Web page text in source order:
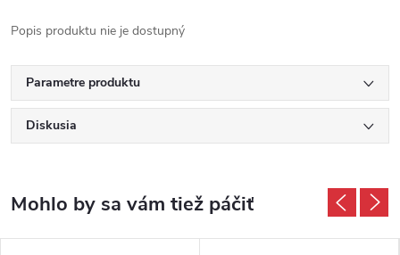
Popis produktu nie je dostupný
Parametre produktu
Diskusia